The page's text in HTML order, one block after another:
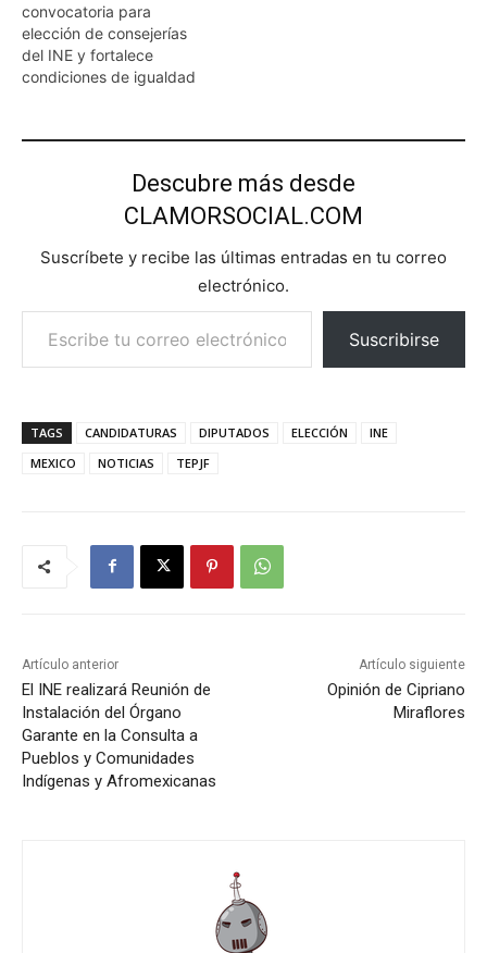
convocatoria para
elección de consejerías
del INE y fortalece
condiciones de igualdad
Descubre más desde
CLAMORSOCIAL.COM
Suscríbete y recibe las últimas entradas en tu correo
electrónico.
Escribe tu correo electrónico…
Suscribirse
TAGS CANDIDATURAS DIPUTADOS ELECCIÓN
INE
MEXICO
NOTICIAS TEPJF
Artículo anterior
El INE realizará Reunión de
Instalación del Órgano
Garante en la Consulta a
Pueblos y Comunidades
Indígenas y Afromexicanas
Artículo siguiente
Opinión de Cipriano
Miraflores